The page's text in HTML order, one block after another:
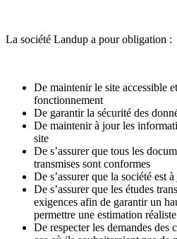
La société Landup a pour obligation :
De maintenir le site accessible
fonctionnement
De garantir la sécurité des
De maintenir à jour les
site
De s’assurer que tous les
transmises sont conformes
De s’assurer que la société est
De s’assurer que les études
exigences afin de garantir un
permettre une estimation
De respecter les demandes des